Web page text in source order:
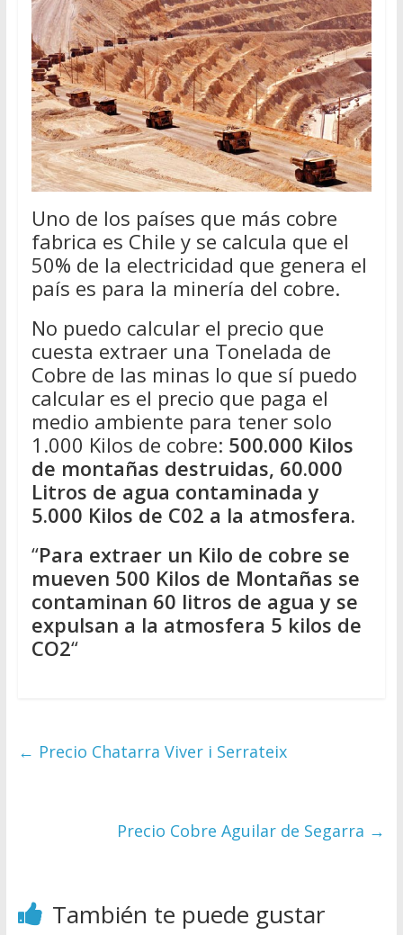
Uno de los países que más cobre
fabrica es Chile y se calcula que el
50% de la electricidad que genera el
país es para la minería del cobre.
No puedo calcular el precio que
cuesta extraer una Tonelada de
Cobre de las minas lo que sí puedo
calcular es el precio que paga el
medio ambiente para tener solo
1.000 Kilos de cobre: 500.000 Kilos
de montañas destruidas, 60.000
Litros de agua contaminada y
5.000 Kilos de C02 a la atmosfera.
“Para extraer un Kilo de cobre se
mueven 500 Kilos de Montañas se
contaminan 60 litros de agua y se
expulsan a la atmosfera 5 kilos de
CO2“
← Precio Chatarra Viver i Serrateix
Precio Cobre Aguilar de Segarra →
También te puede gustar